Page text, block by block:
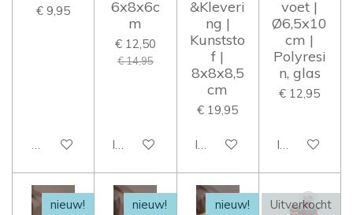
€ 9,95
Houd mij op de hoogte
6x8x6c
m
€ 12,50
€ 14,95
In winkelwagen
&Kleveri
ng |
Kunststo
f |
8x8x8,5
cm
€ 19,95
In winkelwagen
voet |
Ø6,5x10
cm |
Polyresi
n, glas
€ 12,95
In
nieuw! nieuw! nieuw! Uitverkocht